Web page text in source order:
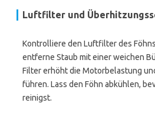
Luftfilter und
Kontrolliere den Luftfilter des
entferne Staub mit einer weichen
Filter erhöht die Motorbelastung
führen. Lass den Föhn abkühlen,
reinigst.